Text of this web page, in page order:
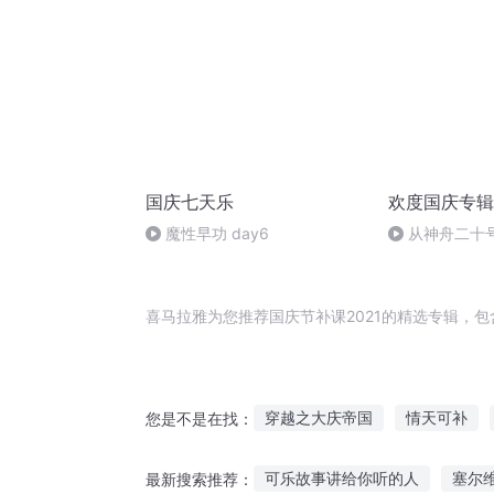
国庆七天乐
魔性早功 day6
欢度国庆专辑
从神舟二十
喜马拉雅为您推荐国庆节补课2021的精选专辑，
您是不是在找： 穿越之大庆帝国 情天可补
最新搜索推荐： 可乐故事讲给你听的人 塞尔